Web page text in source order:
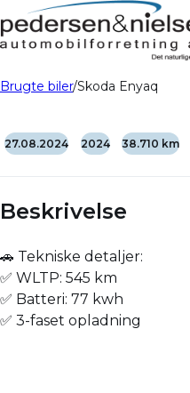
Brugte biler Skoda Enyaq
27.08.2024 2024 38.710 km
Beskrivelse
🚗 Tekniske detaljer:
✅ WLTP: 545 km
✅ Batteri: 77 kwh
✅ 3-faset opladning